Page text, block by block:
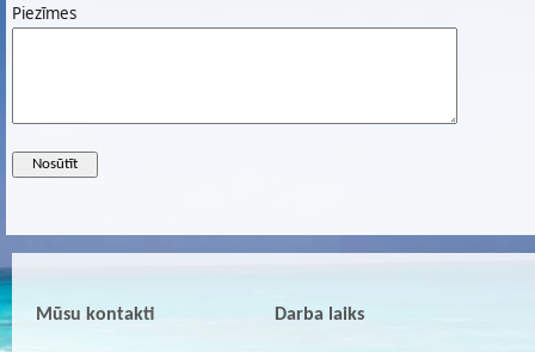
Piezīmes
Mūsu kontakti Darba laiks